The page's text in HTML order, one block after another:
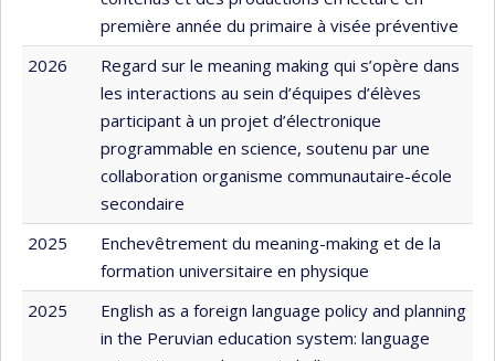
première année du primaire à visée préventive
2026
Regard sur le meaning making qui s’opère dans
les interactions au sein d’équipes d’élèves
participant à un projet d’électronique
programmable en science, soutenu par une
collaboration organisme communautaire-école
secondaire
2025
Enchevêtrement du meaning-making et de la
formation universitaire en physique
2025
English as a foreign language policy and planning
in the Peruvian education system: language